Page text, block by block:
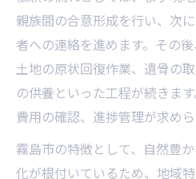
親族間の合意形成を行い、次
者への連絡を進めます。その
土地の原状回復作業、遺骨の
の供養といった工程が続きま
費用の確認、進捗管理が求めら
霧島市の特徴として、自然豊
化が根付いているため、地域